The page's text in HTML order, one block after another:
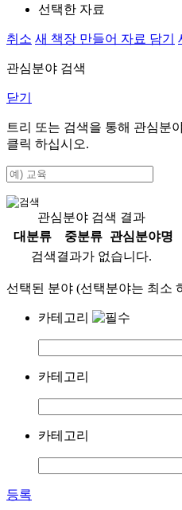
선택한 자료
취소 새 책장 만들어 자료 담기
관심분야 검색
닫기
트리 또는 검색을 통해 관심분
클릭 하십시오.
관심분야 검색 결과
대분류
중분류
관심분야명
검색결과가 없습니다.
선택된 분야 (선택분야는 최소
카테고리
카테고리
카테고리
등록